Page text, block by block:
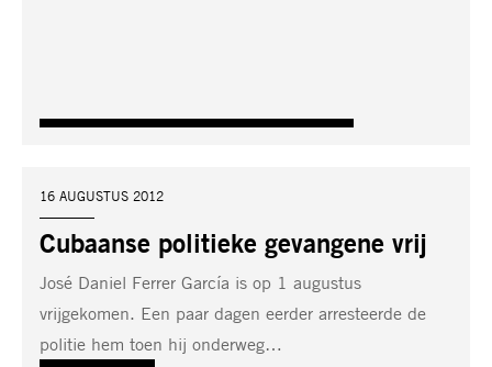
Cubaanse politieke gevangene vrij
DATUM:
16 AUGUSTUS 2012
José Daniel Ferrer García is op 1 augustus
vrijgekomen. Een paar dagen eerder arresteerde de
politie hem toen hij onderweg…